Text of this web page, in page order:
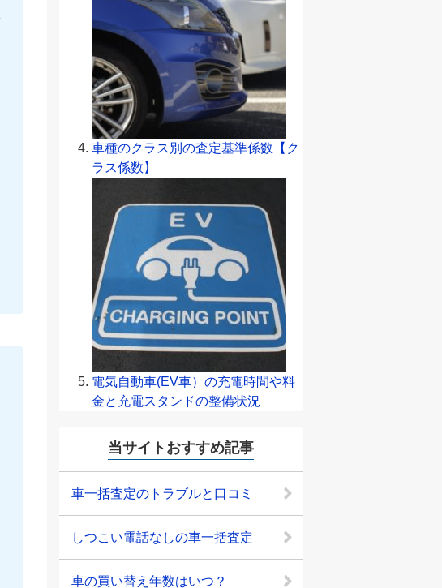
車種のクラス別の査定基準係数【ク
ラス係数】
電気自動車(EV車）の充電時間や料
金と充電スタンドの整備状況
当サイトおすすめ記事
車一括査定のトラブルと口コミ
しつこい電話なしの車一括査定
車の買い替え年数はいつ？